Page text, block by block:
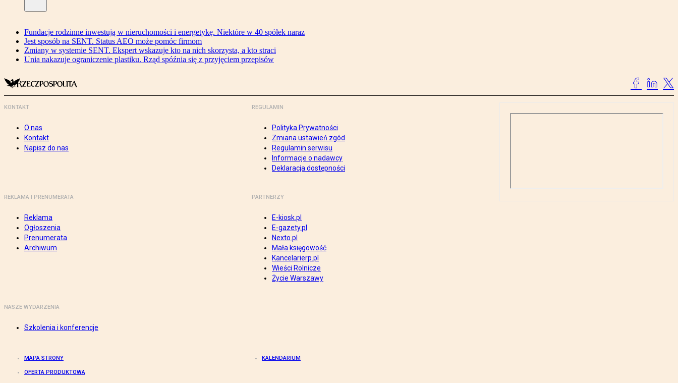
Fundacje rodzinne inwestują w nieruchomości i energetykę. Niektóre w 40 spółek naraz
Jest sposób na SENT. Status AEO może pomóc firmom
Zmiany w systemie SENT. Ekspert wskazuje kto na nich skorzysta, a kto straci
Unia nakazuje ograniczenie plastiku. Rząd spóźnia się z przyjęciem przepisów
KONTAKT
O nas
Kontakt
Napisz do nas
REGULAMIN
Polityka Prywatności
Zmiana ustawień zgód
Regulamin serwisu
Informacje o nadawcy
Deklaracja dostępności
REKLAMA I PRENUMERATA
Reklama
Ogłoszenia
Prenumerata
Archiwum
PARTNERZY
E-kiosk.pl
E-gazety.pl
Nexto.pl
Mała księgowość
Kancelarierp.pl
Wieści Rolnicze
Życie Warszawy
NASZE WYDARZENIA
Szkolenia i konferencje
MAPA STRONY KALENDARIUM
OFERTA PRODUKTOWA